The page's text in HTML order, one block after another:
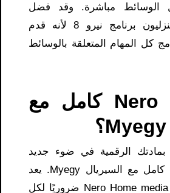
الوسائط مباشرة. وقد فضل
المستخدمون المنزليون برنامج نيرو 8 لأنه قدم
كل المهام المتعلقة بالوسائط
ما هو Nero 8 كامل مع
بمادتك الرقمية في ضوء جديد
تمامًا مع Nero 8 كامل مع السيريال Myegy. يعد
برنامج Nero Home media manager ضروريًا لكل